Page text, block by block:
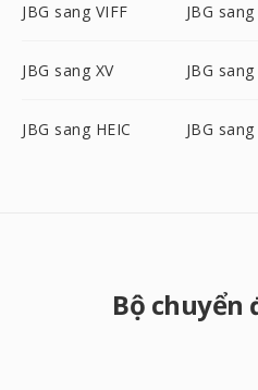
JBG sang VIFF JBG
JBG sang XV JBG
JBG sang HEIC JBG
Bộ chuyển